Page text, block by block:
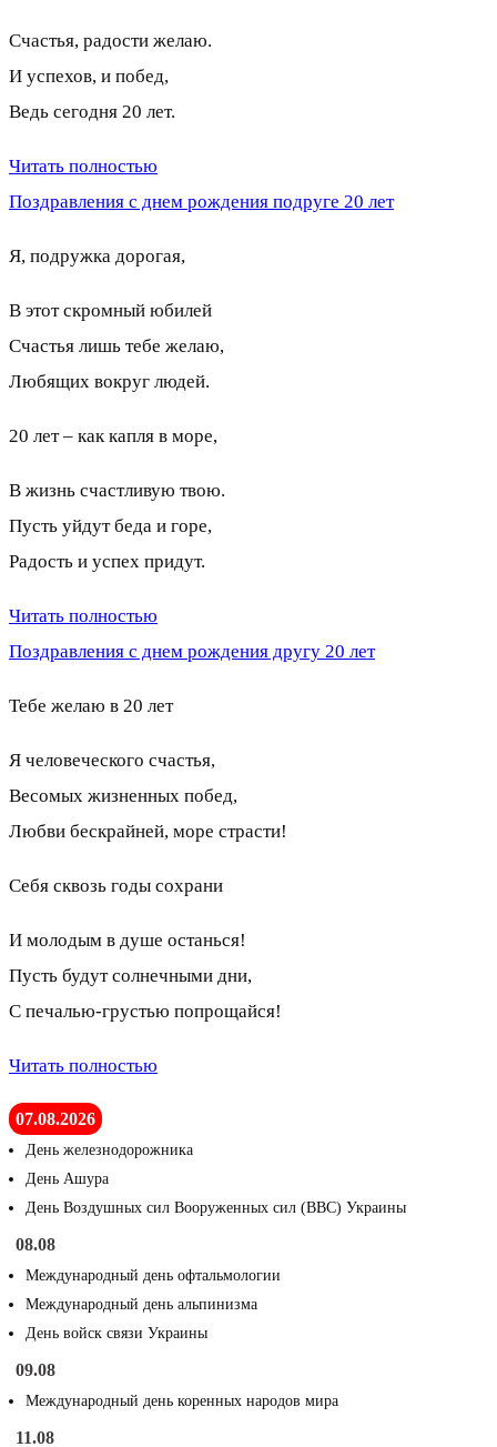
Счастья, радости желаю.
И успехов, и побед,
Ведь сегодня 20 лет.
Читать полностью
Поздравления с днем рождения подруге 20 лет
Я, подружка дорогая,
В этот скромный юбилей
Счастья лишь тебе желаю,
Любящих вокруг людей.
20 лет – как капля в море,
В жизнь счастливую твою.
Пусть уйдут беда и горе,
Радость и успех придут.
Читать полностью
Поздравления с днем рождения другу 20 лет
Тебе желаю в 20 лет
Я человеческого счастья,
Весомых жизненных побед,
Любви бескрайней, море страсти!
Себя сквозь годы сохрани
И молодым в душе останься!
Пусть будут солнечными дни,
С печалью-грустью попрощайся!
Читать полностью
07.08.2026
День железнодорожника
День Ашура
День Воздушных сил Вооруженных сил (ВВС) Украины
08.08
Международный день офтальмологии
Международный день альпинизма
День войск связи Украины
09.08
Международный день коренных народов мира
11.08